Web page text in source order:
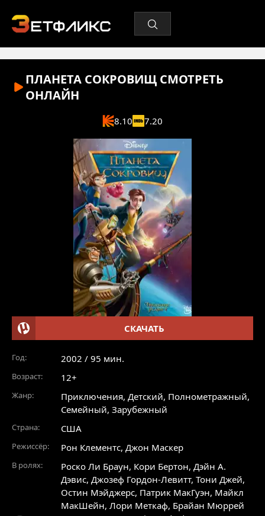
ПЛАНЕТА СОКРОВИЩ СМОТРЕТЬ
ОНЛАЙН
8.10 7.20
СКАЧАТЬ
Год: 2002 / 95 мин.
Возраст: 12+
Жанр: Приключения, Детский, Полнометражный,
Семейный, Зарубежный
Страна: США
Режиссёр: Рон Клементс, Джон Маскер
В ролях: Роско Ли Браун, Кори Бертон, Дэйн А.
Дэвис, Джозеф Гордон-Левитт, Тони Джей,
Остин Мэйджерс, Патрик МакГуэн, Майкл
МакШейн, Лори Меткаф, Брайан Мюррей